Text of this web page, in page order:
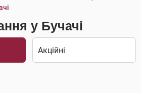
у Бучачі